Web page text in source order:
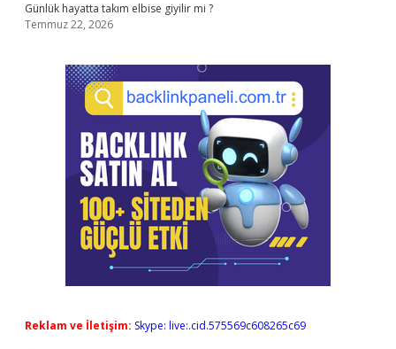
Günlük hayatta takım elbise giyilir mi ?
Temmuz 22, 2026
Reklam ve İletişim: Skype: live:.cid.575569c608265c69